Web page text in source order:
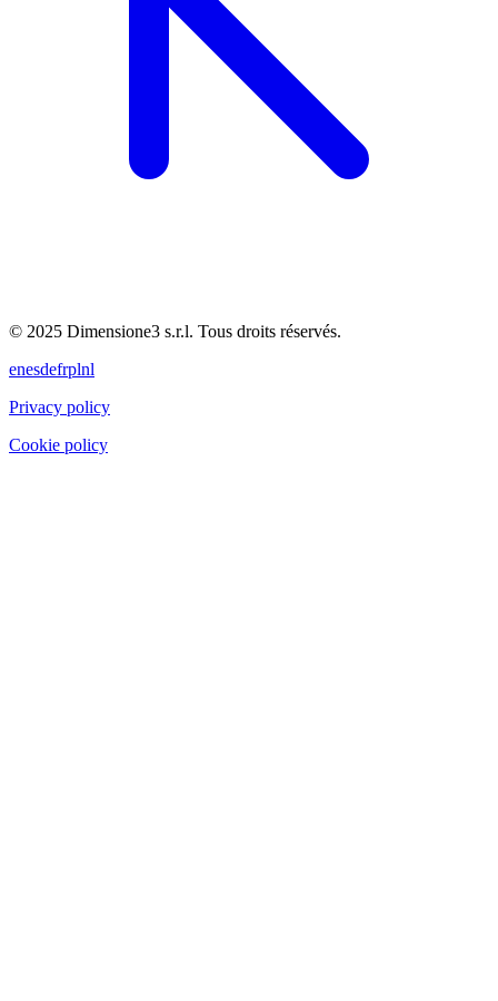
© 2025 Dimensione3 s.r.l. Tous droits réservés.
enesdefrplnl
Privacy policy
Cookie policy